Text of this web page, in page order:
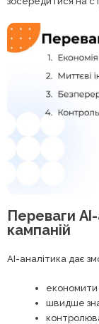
Переваги
кампаній
AI-аналітика дає
економити
швидше